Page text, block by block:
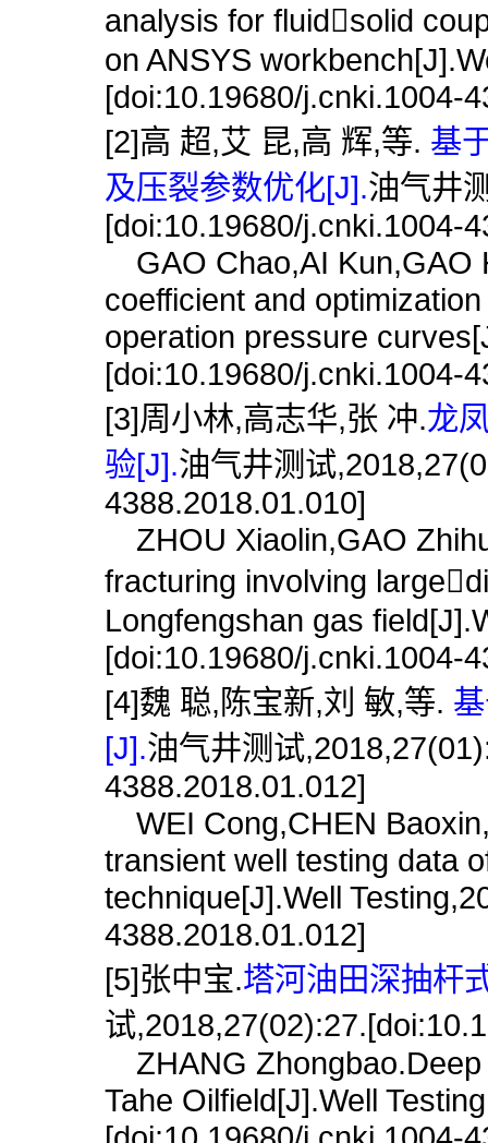
analysis for fluidsolid
on ANSYS
[doi:10.19680/j.cnki.1004-
[2]高 超,艾 昆,高 辉,等. 基
及压裂参数优化[J].油气井
[doi:10.19680/j.cnki.1004-
GAO Chao,AI Kun,GAO
coefficient and
operation pressure
[doi:10.19680/j.cnki.1004-
[3]周小林,高志华,张 冲.龙
验[J].油气井测试
4388.2018.01.010]
ZHOU Xiaolin,GAO
fracturing involving
Longfengshan gas
[doi:10.19680/j.cnki.1004-
[4]魏 聪,陈宝新,刘 敏,等.
[J].油气井测试
4388.2018.01.012]
WEI Cong,CHEN
transient well testing data
technique[J].Well
4388.2018.01.012]
[5]张中宝.塔河油田深抽杆
试
ZHANG Zhongbao.Deep
Tahe Oilfield[J].Well